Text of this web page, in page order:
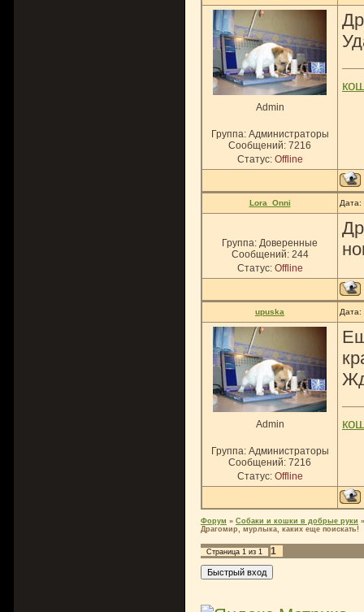
Admin
Группа: Администраторы
Сообщений: 7216
Статус: Offline
Lora_Onni Дата:
Группа: Доверенные
Сообщений: 244
Статус: Offline
upuska Дата:
Admin
Группа: Администраторы
Сообщений: 7216
Статус: Offline
Форум » Собаки и кошки в добрые руки »
Драгомир, мурлыка, каких еще поискать!
Страница 1 из 1 1